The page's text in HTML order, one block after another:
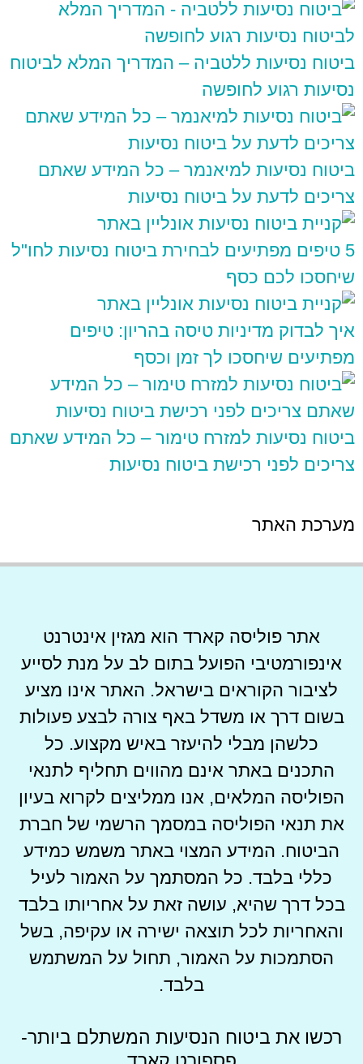
ביטוח נסיעות ללטביה – המדריך המלא לביטוח
נסיעות רגוע לחופשה
ביטוח נסיעות למיאנמר – כל המידע שאתם
צריכים לדעת על ביטוח נסיעות
5 טיפים מפתיעים לבחירת ביטוח נסיעות לחו"ל
שיחסכו לכם כסף
איך לבדוק מדיניות טיסה בהריון: טיפים
מפתיעים שיחסכו לך זמן וכסף
ביטוח נסיעות למזרח טימור – כל המידע שאתם
צריכים לפני רכישת ביטוח נסיעות
מערכת האתר
אתר פוליסה קארד הוא מגזין אינטרנט
אינפורמטיבי הפועל בתום לב על מנת לסייע
לציבור הקוראים בישראל. האתר אינו מציע
בשום דרך או משדל באף צורה לבצע פעולות
כלשהן מבלי להיעזר באיש מקצוע. כל
התכנים באתר אינם מהווים תחליף לתנאי
הפוליסה המלאים, אנו ממליצים לקרוא בעיון
את תנאי הפוליסה במסמך הרשמי של חברת
הביטוח. המידע המצוי באתר משמש כמידע
כללי בלבד. כל המסתמך על האמור לעיל
בכל דרך שהיא, עושה זאת על אחריותו בלבד
והאחריות לכל תוצאה ישירה או עקיפה, בשל
הסתמכות על האמור, תחול על המשתמש
בלבד.
רכשו את ביטוח הנסיעות המשתלם ביותר-